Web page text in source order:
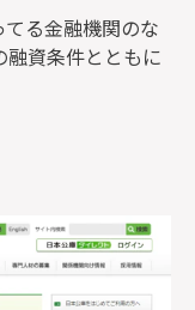
る金融機関のな
資条件とともに